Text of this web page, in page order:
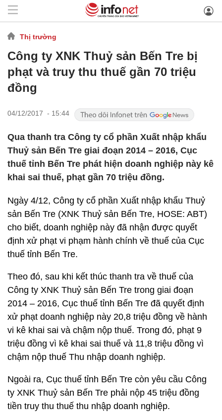
Thị trường
Công ty XNK Thuỷ sản Bến Tre bị
phạt và truy thu thuế gần 70 triệu
đồng
04/12/2017 - 15:44
Qua thanh tra Công ty cổ phần Xuất nhập khẩu
Thuỷ sản Bến Tre giai đoạn 2014 – 2016, Cục
thuế tỉnh Bến Tre phát hiện doanh nghiệp này kê
khai sai thuế, phạt gần 70 triệu đồng.
Ngày 4/12, Công ty cổ phần Xuất nhập khẩu Thuỷ
sản Bến Tre (XNK Thuỷ sản Bến Tre, HOSE: ABT)
cho biết, doanh nghiệp này đã nhận được quyết
định xử phạt vi phạm hành chính về thuế của Cục
thuế tỉnh Bến Tre.
Theo đó, sau khi kết thúc thanh tra về thuế của
Công ty XNK Thuỷ sản Bến Tre trong giai đoạn
2014 – 2016, Cục thuế tỉnh Bến Tre đã quyết định
xử phạt doanh nghiệp này 20,8 triệu đồng về hành
vi kê khai sai và chậm nộp thuế. Trong đó, phạt 9
triệu đồng vì kê khai sai thuế và 11,8 triệu đồng vì
chậm nộp thuế Thu nhập doanh nghiệp.
Ngoài ra, Cục thuế tỉnh Bến Tre còn yêu cầu Công
ty XNK Thuỷ sản Bến Tre phải nộp 45 triệu đồng
tiền truy thu thuế thu nhập doanh nghiệp.